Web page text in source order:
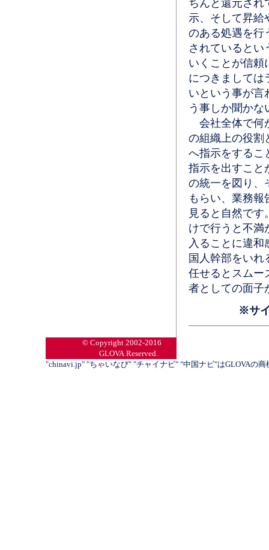
ちんと還元され
示、そして昇給
のある処遇を行
されているとい
いくことが信頼
につきましては
いという事が言
う事しか聞か
会社全体で何
の組織上の役割
へ指示をするこ
指示を出すこと
の統一を図り、
もらい、業務
見ると自然で
けで行うと不満
入ることに違
国人幹部をいれ
任せるとスムー
者としての面子
※サ
© Copyright 2002-2016
GLOVA Reserved.
"chinavi.jp" "ちゃいなび" "チャイナビ" "中国ナビ"はGLOVAの商